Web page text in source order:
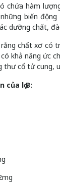
chứa hàm
biến
dưỡng chất,
chất xơ
khả năng ức
thư cổ tử cung,
lọ B: